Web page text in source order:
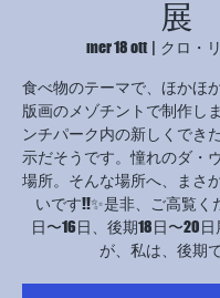
展
mer 18 ott
  |
クロ・
食べ物のテーマで、ほかほ
版画のメゾチントで制作し
ンチパーク内の新しくでき
示だそうです。憧れのダ・
場所。そんな場所へ、まさ
いです!!✨是非、ご高覧く
日〜16日、後期18日〜20
が、私は、後期で